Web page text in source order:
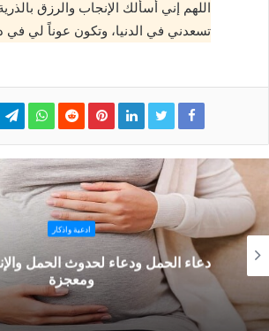
اللهم إني أسألك الإنجاب والرزق
تسعدني في الدنيا، وتكون عوناً لي في
ادعية واذكار
دعاء الحمل ودعاء لحدوث الحمل
ومعجزة